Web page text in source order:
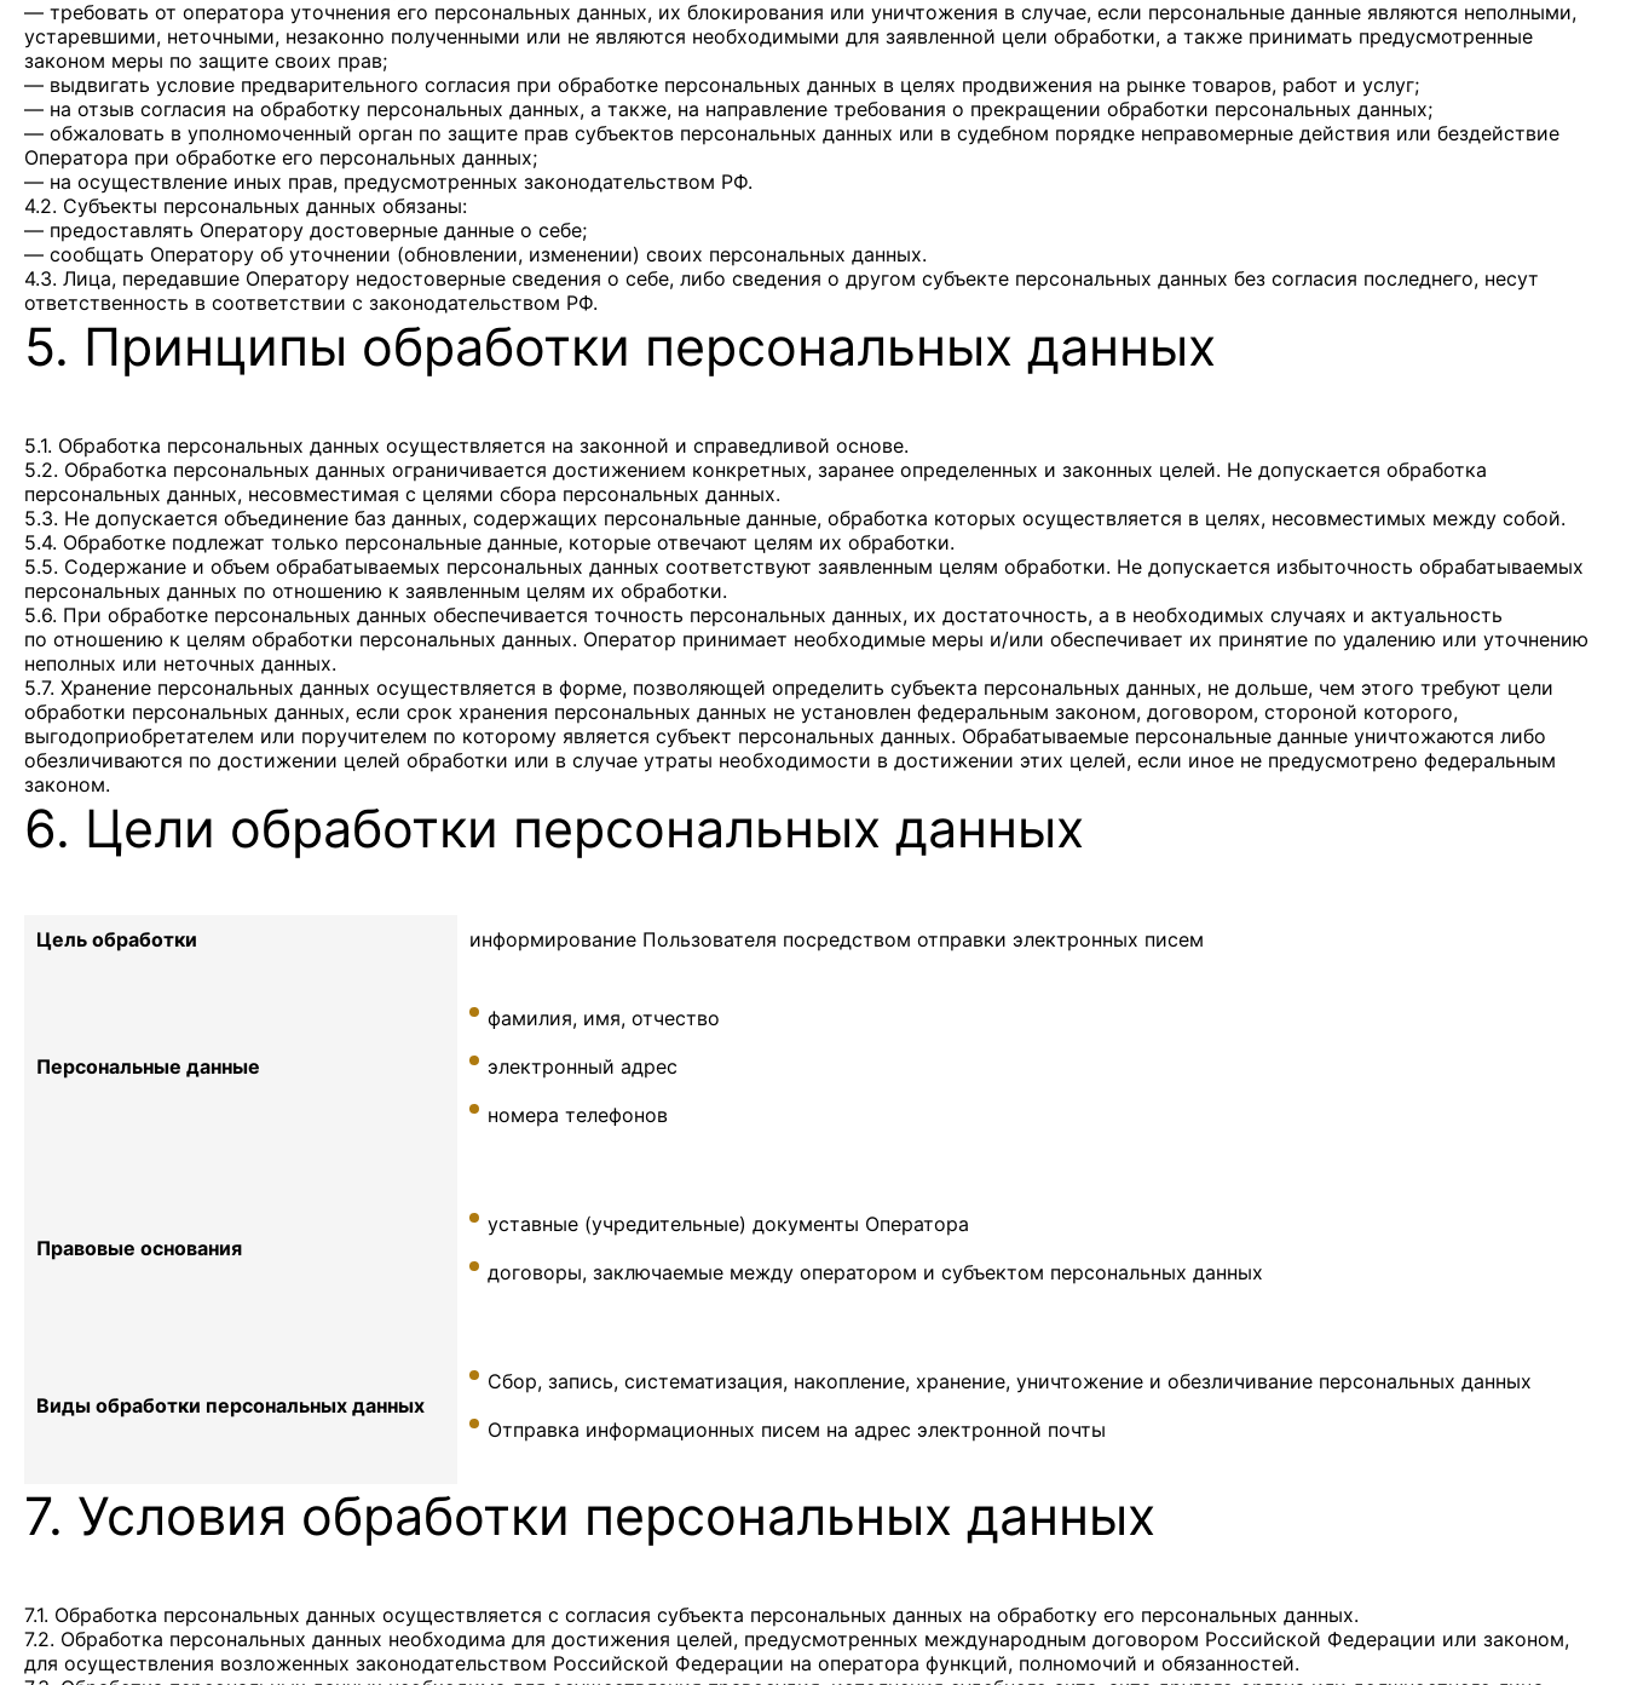
— требовать от оператора уточнения его персональных данных, их блокирования или уничтожения в случае, если персональные данные являются неполными,
устаревшими, неточными, незаконно полученными или не являются необходимыми для заявленной цели обработки, а также принимать предусмотренные
законом меры по защите своих прав;
— выдвигать условие предварительного согласия при обработке персональных данных в целях продвижения на рынке товаров, работ и услуг;
— на отзыв согласия на обработку персональных данных, а также, на направление требования о прекращении обработки персональных данных;
— обжаловать в уполномоченный орган по защите прав субъектов персональных данных или в судебном порядке неправомерные действия или бездействие
Оператора при обработке его персональных данных;
— на осуществление иных прав, предусмотренных законодательством РФ.
4.2. Субъекты персональных данных обязаны:
— предоставлять Оператору достоверные данные о себе;
— сообщать Оператору об уточнении (обновлении, изменении) своих персональных данных.
4.3. Лица, передавшие Оператору недостоверные сведения о себе, либо сведения о другом субъекте персональных данных без согласия последнего, несут
ответственность в соответствии с законодательством РФ.
5. Принципы обработки персональных данных
5.1. Обработка персональных данных осуществляется на законной и справедливой основе.
5.2. Обработка персональных данных ограничивается достижением конкретных, заранее определенных и законных целей. Не допускается обработка
персональных данных, несовместимая с целями сбора персональных данных.
5.3. Не допускается объединение баз данных, содержащих персональные данные, обработка которых осуществляется в целях, несовместимых между собой.
5.4. Обработке подлежат только персональные данные, которые отвечают целям их обработки.
5.5. Содержание и объем обрабатываемых персональных данных соответствуют заявленным целям обработки. Не допускается избыточность обрабатываемых
персональных данных по отношению к заявленным целям их обработки.
5.6. При обработке персональных данных обеспечивается точность персональных данных, их достаточность, а в необходимых случаях и актуальность
по отношению к целям обработки персональных данных. Оператор принимает необходимые меры и/или обеспечивает их принятие по удалению или уточнению
неполных или неточных данных.
5.7. Хранение персональных данных осуществляется в форме, позволяющей определить субъекта персональных данных, не дольше, чем этого требуют цели
обработки персональных данных, если срок хранения персональных данных не установлен федеральным законом, договором, стороной которого,
выгодоприобретателем или поручителем по которому является субъект персональных данных. Обрабатываемые персональные данные уничтожаются либо
обезличиваются по достижении целей обработки или в случае утраты необходимости в достижении этих целей, если иное не предусмотрено федеральным
законом.
6. Цели обработки персональных данных
Цель обработки информирование Пользователя посредством отправки электронных писем
Персональные данные
фамилия, имя, отчество
электронный адрес
номера телефонов
Правовые основания
уставные (учредительные) документы Оператора
договоры, заключаемые между оператором и субъектом персональных данных
Виды обработки персональных данных
Сбор, запись, систематизация, накопление, хранение, уничтожение и обезличивание персональных данных
Отправка информационных писем на адрес электронной почты
7. Условия обработки персональных данных
7.1. Обработка персональных данных осуществляется с согласия субъекта персональных данных на обработку его персональных данных.
7.2. Обработка персональных данных необходима для достижения целей, предусмотренных международным договором Российской Федерации или законом,
для осуществления возложенных законодательством Российской Федерации на оператора функций, полномочий и обязанностей.